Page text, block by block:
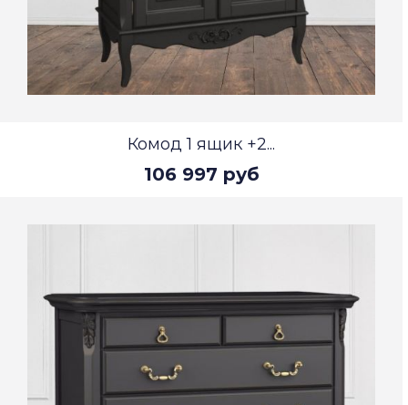
Комод 1 ящик +2...
106 997 руб